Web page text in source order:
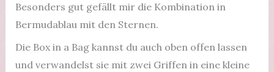
Besonders gut gefällt mir die Kombination in
Bermudablau mit den Sternen.
Die Box in a Bag kannst du auch oben offen lassen
und verwandelst sie mit zwei Griffen in eine kleine